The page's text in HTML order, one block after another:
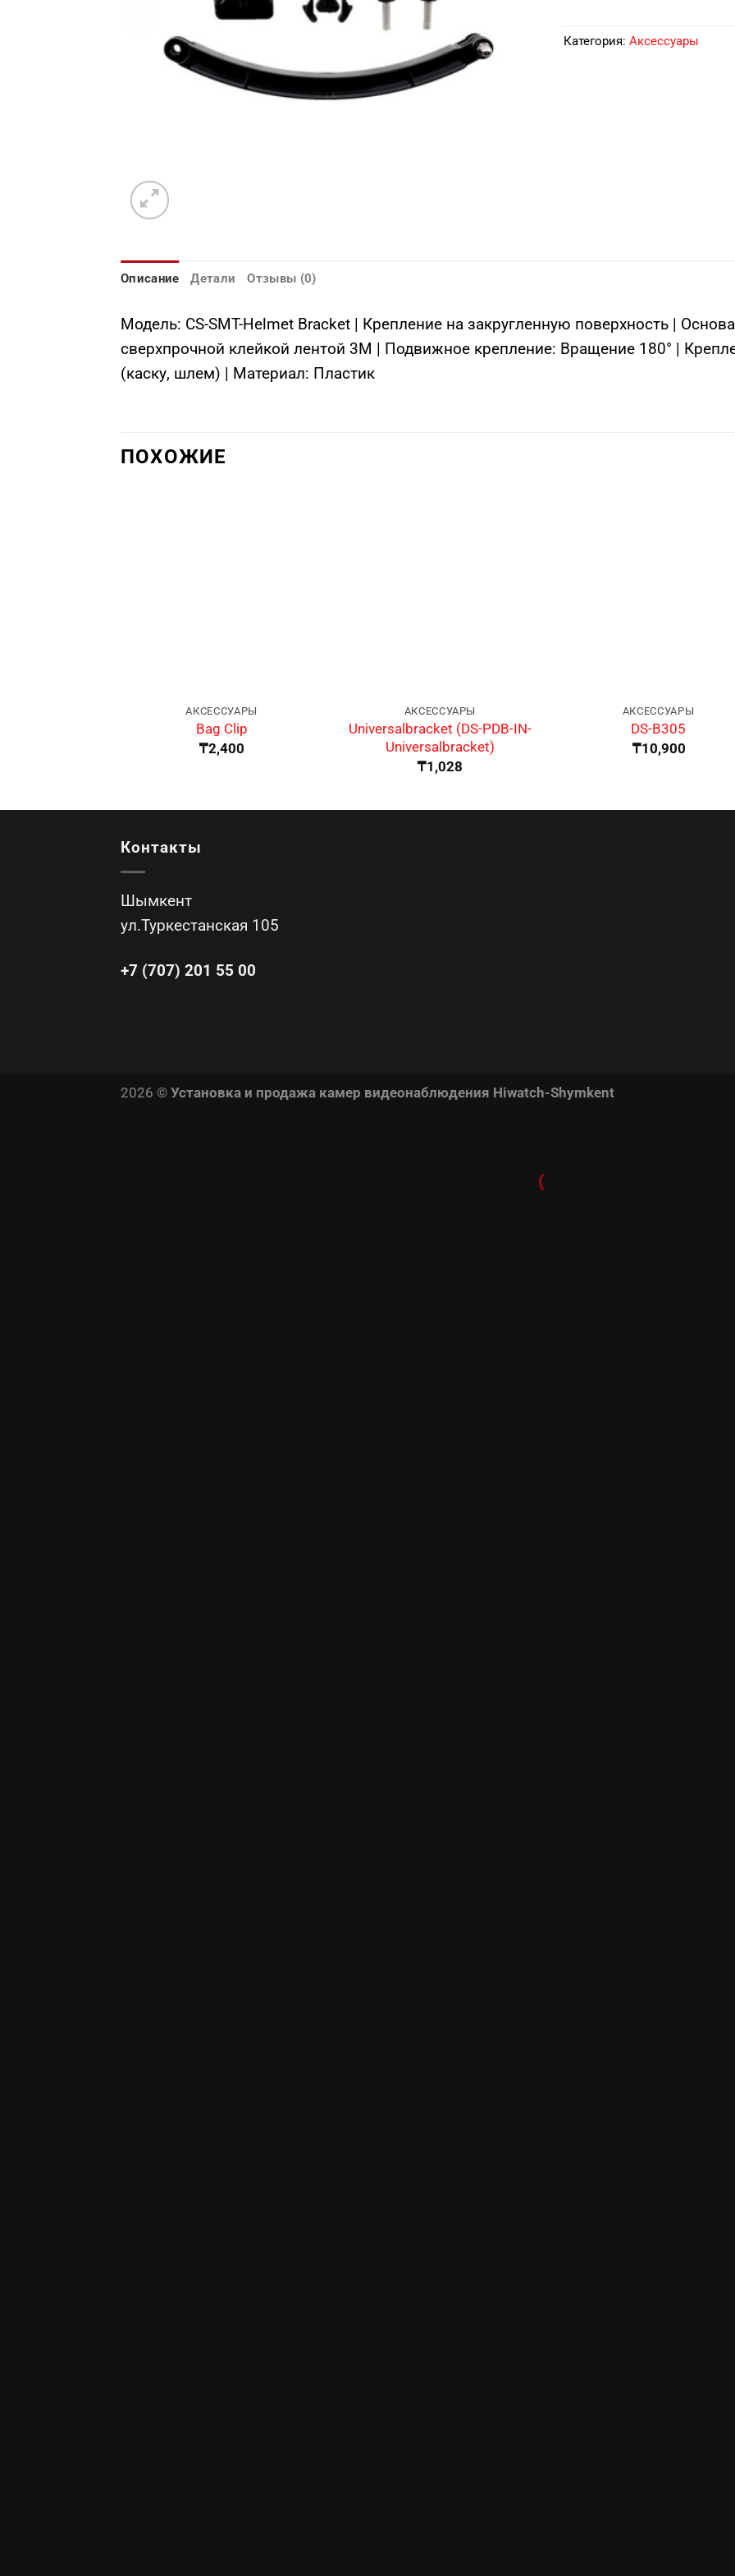
Категория: Аксессуары
Описание Детали Отзывы (0)
Модель: CS-SMT-Helmet Bracket | Крепление на закругленную поверхность |
сверхпрочной клейкой лентой 3M | Подвижное крепление: Вращение 180° |
(каску, шлем) | Материал: Пластик
ПОХОЖИЕ
АКСЕССУАРЫ
Bag Clip
₸2,400
АКСЕССУАРЫ
Universalbracket (DS-PDB-IN-
Universalbracket)
₸1,028
АКСЕССУАРЫ
DS-B305
₸10,900
Контакты
Шымкент
ул.Туркестанская 105
+7 (707) 201 55 00
2026 © Установка и продажа камер видеонаблюдения Hiwatch-Shymkent